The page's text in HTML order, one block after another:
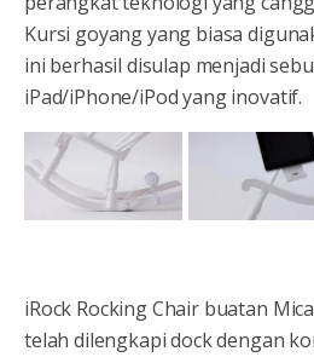
Kursi goyang yang biasa
ini berhasil disulap menjadi
iPad/iPhone/iPod yang inovatif.
iRock Rocking Chair buatan
telah dilengkapi dock dengan